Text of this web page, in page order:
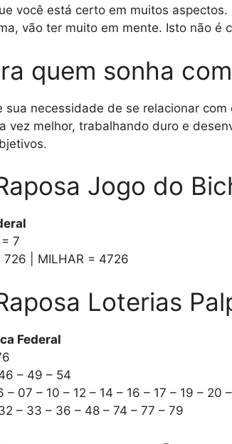
você está certo em muitos
vão ter muito em mente. Isto não é
quem sonha
sua necessidade de se relacionar
vez melhor, trabalhando duro e
Jogo do
7
726 | MILHAR = 4726
Loterias
Federal
– 49 – 54
07 – 10 – 12 – 14 – 16 – 17 – 19 – 20
– 33 – 36 – 48 – 74 – 77 – 79